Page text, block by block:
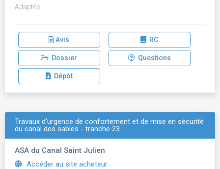
Adaptée
Avis RC
Dossier Questions
Dépôt
Travaux d'urgence de confortement et de mise en sécurité
du canal des sables - tranche 23
ASA du Canal Saint Julien
Accéder au site acheteur